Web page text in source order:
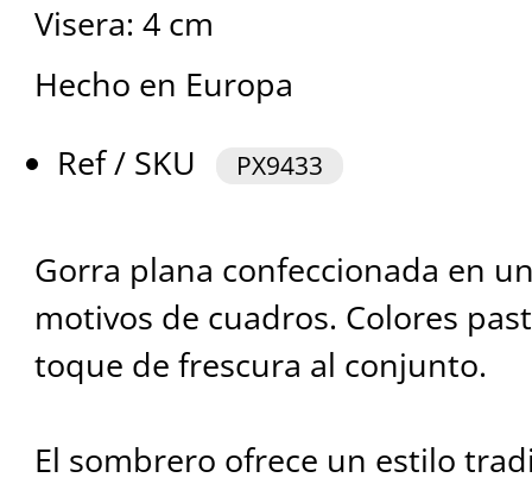
Visera: 4 cm
Hecho en Europa
Ref / SKU
PX9433
Gorra plana confeccionada en
motivos de cuadros. Colores
toque de frescura al conjunto.
El sombrero ofrece un estilo